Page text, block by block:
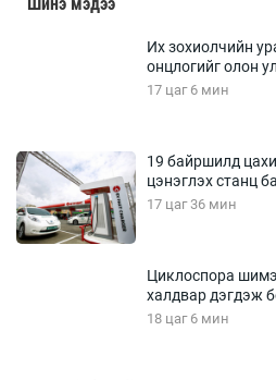
Шинэ мэдээ
Их зохиолчийн
онцлогийг олон
17 цаг 6 мин
19 байршилд
цэнэглэх станц
17 цаг 36 мин
Циклоспора
халдвар дэгдэж
18 цаг 6 мин